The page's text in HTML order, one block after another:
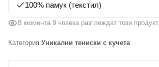
100% памук (текстил)
В момента 9 човека разглеждат този продукт
Категория:Уникални тениски с кучета